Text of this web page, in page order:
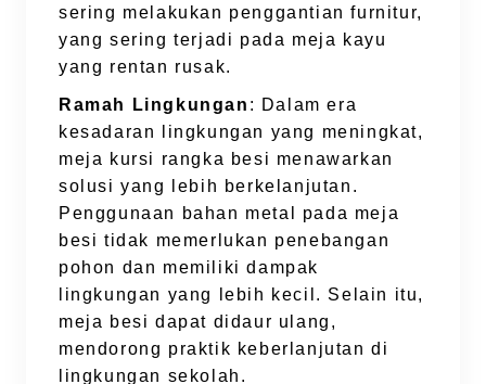
sering melakukan penggantian furnitur,
yang sering terjadi pada meja kayu
yang rentan rusak.
Ramah Lingkungan : Dalam era
kesadaran lingkungan yang meningkat,
meja kursi rangka besi menawarkan
solusi yang lebih berkelanjutan.
Penggunaan bahan metal pada meja
besi tidak memerlukan penebangan
pohon dan memiliki dampak
lingkungan yang lebih kecil. Selain itu,
meja besi dapat didaur ulang,
mendorong praktik keberlanjutan di
lingkungan sekolah.